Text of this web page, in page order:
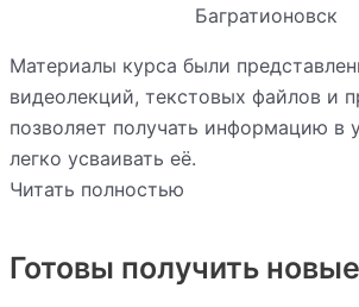
Багратионовск
Материалы курса были
видеолекций, текстовых файлов и
позволяет получать информацию в
легко усваивать её.
Читать полностью
Готовы получить